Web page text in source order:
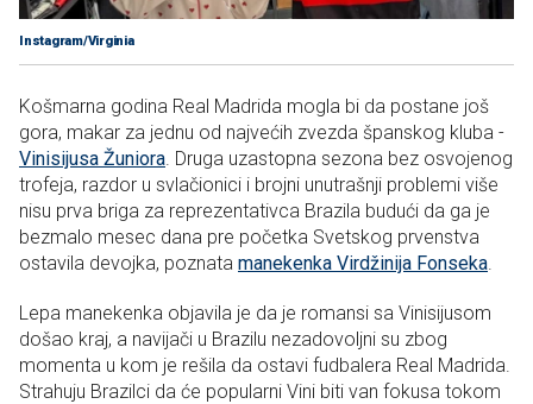
Instagram/Virginia
Košmarna godina Real Madrida mogla bi da postane još
gora, makar za jednu od najvećih zvezda španskog kluba -
Vinisijusa Žuniora . Druga uzastopna sezona bez osvojenog
trofeja, razdor u svlačionici i brojni unutrašnji problemi više
nisu prva briga za reprezentativca Brazila budući da ga je
bezmalo mesec dana pre početka Svetskog prvenstva
ostavila devojka, poznata manekenka Virdžinija Fonseka
Lepa manekenka objavila je da je romansi sa Vinisijusom
došao kraj, a navijači u Brazilu nezadovoljni su zbog
momenta u kom je rešila da ostavi fudbalera Real Madrida.
Strahuju Brazilci da će popularni Vini biti van fokusa tokom